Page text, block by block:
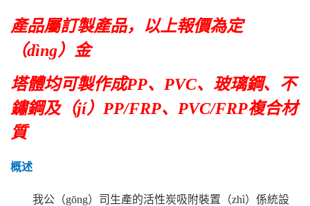
產品屬訂製產品，以上報價為定
（dìng）金
塔體均可製作成PP、PVC、玻璃鋼、不
鏽鋼及（jí）PP/FRP、PVC/FRP複合材
質
概述
我公（gōng）司生產的活性炭吸附裝置（zhì）係統設